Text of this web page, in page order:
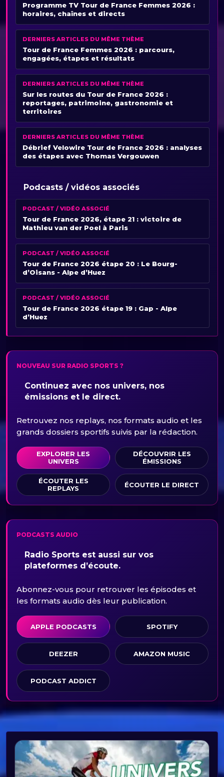
Programme TV Tour de France Femmes 2026 :
horaires, chaînes et directs
DERNIERS ARTICLES DU MÊME THÈME
Tour de France Femmes 2026 : parcours,
engagées, étapes et résultats
DERNIERS ARTICLES DU MÊME THÈME
Sur les routes du Tour de France 2026 :
reportages, patrimoine, gastronomie et
territoires
DERNIERS ARTICLES DU MÊME THÈME
Débrief Velowire Tour de France 2026 : analyses
des étapes avec Thomas Vergouwen
Podcasts / vidéos associés
PODCAST / VIDÉO ASSOCIÉ
Tour de France 2026, étape 21 : victoire de
Mathieu van der Poel à Paris
PODCAST / VIDÉO ASSOCIÉ
Tour de France 2026 étape 20 : Le Bourg-
d’Oisans - Alpe d’Huez
PODCAST / VIDÉO ASSOCIÉ
Tour de France 2026 étape 19 : Gap - Alpe
d’Huez
NOUVEAU SUR RADIO SPORTS ?
Continuez avec nos univers, nos
émissions et le direct.
Retrouvez nos replays, nos formats audio et les
grands dossiers sportifs suivis par la rédaction.
EXPLORER LES
UNIVERS
DÉCOUVRIR LES
ÉMISSIONS
ÉCOUTER LES
REPLAYS
ÉCOUTER LE DIRECT
PODCASTS AUDIO
Radio Sports est aussi sur vos
plateformes d’écoute.
Abonnez-vous pour retrouver les épisodes et
les formats audio dès leur publication.
APPLE PODCASTS SPOTIFY
DEEZER AMAZON MUSIC
PODCAST ADDICT